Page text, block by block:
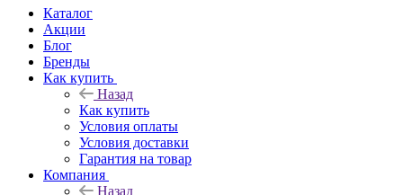
Каталог
Акции
Блог
Бренды
Как купить
Назад
Как купить
Условия оплаты
Условия доставки
Гарантия на товар
Компания
Назад